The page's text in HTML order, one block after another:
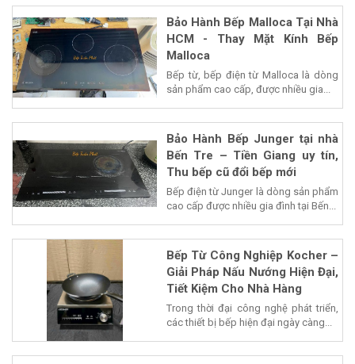
Bảo Hành Bếp Malloca Tại Nhà
HCM - Thay Mặt Kính Bếp
Malloca
Bếp từ, bếp điện từ Malloca là dòng
sản phẩm cao cấp, được nhiều gia...
Bảo Hành Bếp Junger tại nhà
Bến Tre – Tiền Giang uy tín,
Thu bếp cũ đổi bếp mới
Bếp điện từ Junger là dòng sản phẩm
cao cấp được nhiều gia đình tại Bến...
Bếp Từ Công Nghiệp Kocher –
Giải Pháp Nấu Nướng Hiện Đại,
Tiết Kiệm Cho Nhà Hàng
Trong thời đại công nghệ phát triển,
các thiết bị bếp hiện đại ngày càng...